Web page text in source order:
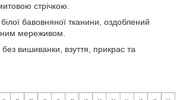
стрічкою.
бавовняної тканини, оздоблений
мереживом.
вишиванки, взуття, прикрас та